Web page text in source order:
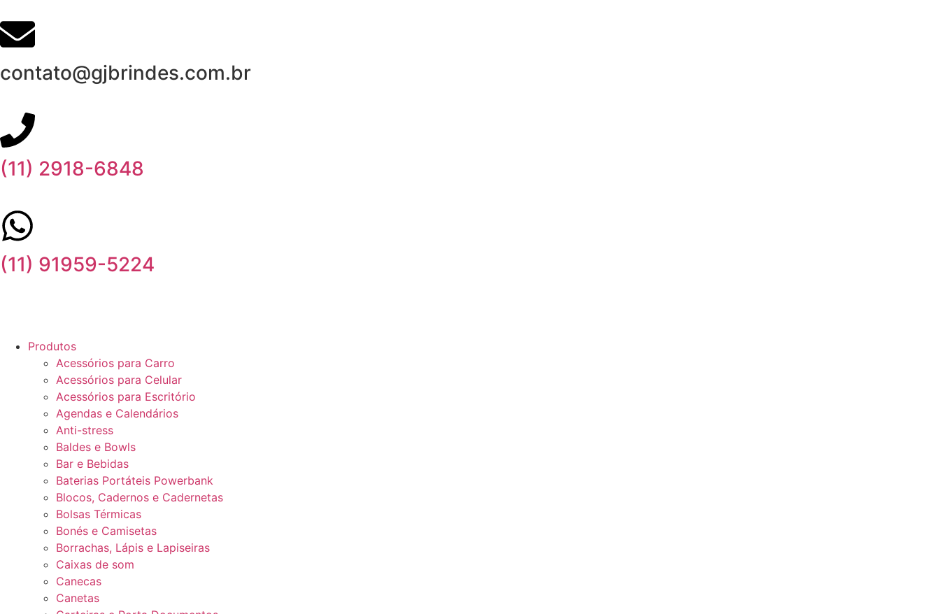
contato@gjbrindes.com.br
(11) 2918-6848
(11) 91959-5224
Produtos
Acessórios para Carro
Acessórios para Celular
Acessórios para Escritório
Agendas e Calendários
Anti-stress
Baldes e Bowls
Bar e Bebidas
Baterias Portáteis Powerbank
Blocos, Cadernos e Cadernetas
Bolsas Térmicas
Bonés e Camisetas
Borrachas, Lápis e Lapiseiras
Caixas de som
Canecas
Canetas